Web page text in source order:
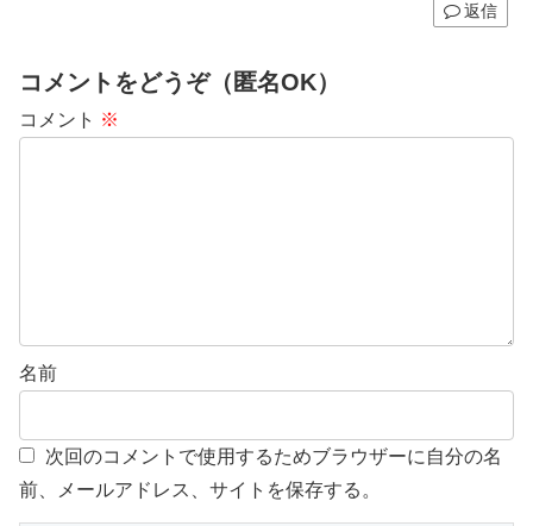
返信
コメントをどうぞ（匿名OK）
コメント ※
名前
次回のコメントで使用するためブラウザーに自分の名
前、メールアドレス、サイトを保存する。